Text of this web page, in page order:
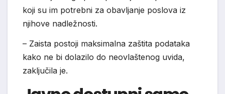
koji su im potrebni za obavljanje poslova iz
njihove nadležnosti.
– Zaista postoji maksimalna zaštita podataka
kako ne bi dolazilo do neovlaštenog uvida,
zaključila je.